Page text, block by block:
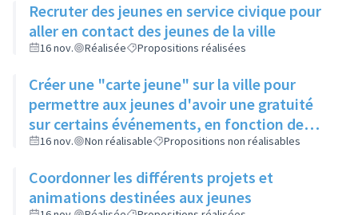
Recruter des jeunes en service civique pour
aller en contact des jeunes de la ville
16 nov. Réalisée Propositions réalisées
Créer une "carte jeune" sur la ville pour
permettre aux jeunes d'avoir une gratuité
sur certains événements, en fonction de
leur participation aux actions de la ville
16 nov. Non réalisable Propositions non réalisables
Coordonner les différents projets et
animations destinées aux jeunes